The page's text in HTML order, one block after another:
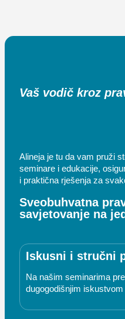
Vaš vodič kroz
Alineja je tu da vam pruži
seminare i edukacije,
i praktična rješenja za
Sveobuhvatna
savjetovanje na
Iskusni i stručni
Na našim seminarima
dugogodišnjim iskustvom